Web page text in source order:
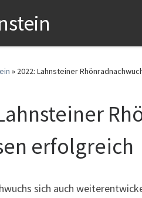
» 2022: Lahnsteiner
erfolgreich
sich auch